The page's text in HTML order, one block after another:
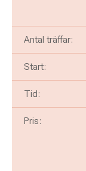
Antal träffar:
Start:
Tid:
Pris: